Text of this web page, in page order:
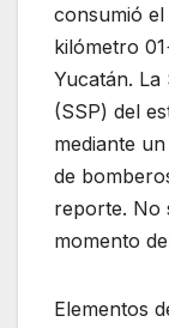
consumió
kilómetro
Yucatán. La
(SSP) del
mediante
de
reporte. No
momento
Elementos